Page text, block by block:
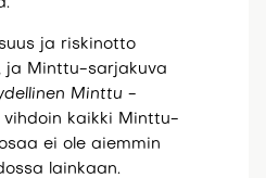
ja riskinotto
ja Minttu-sarjakuva
Minttu -
vihdoin kaikki Minttu-
ei ole aiemmin
lainkaan.